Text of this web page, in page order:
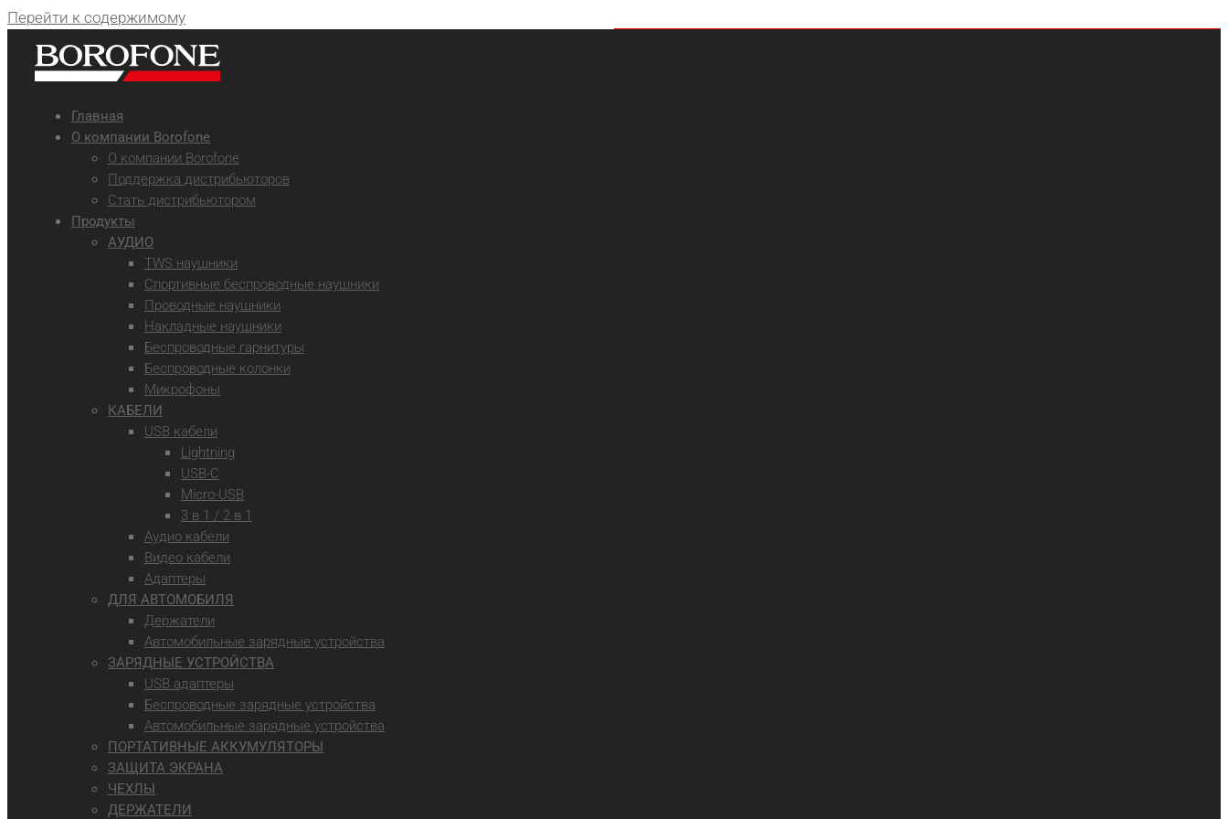
Перейти к содержимому
Главная
О компании Borofone
О компании Borofone
Поддержка дистрибьюторов
Стать дистрибьютором
Продукты
АУДИО
TWS наушники
Спортивные беспроводные наушники
Проводные наушники
Накладные наушники
Беспроводные гарнитуры
Беспроводные колонки
Микрофоны
КАБЕЛИ
USB кабели
Lightning
USB-C
Micro-USB
3 в 1 / 2 в 1
Аудио кабели
Видео кабели
Адаптеры
ДЛЯ АВТОМОБИЛЯ
Держатели
Автомобильные зарядные устройства
ЗАРЯДНЫЕ УСТРОЙСТВА
USB адаптеры
Беспроводные зарядные устройства
Автомобильные зарядные устройства
ПОРТАТИВНЫЕ АККУМУЛЯТОРЫ
ЗАЩИТА ЭКРАНА
ЧЕХЛЫ
ДЕРЖАТЕЛИ